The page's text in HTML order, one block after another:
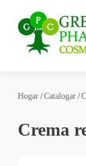
#3031 (sin título)
Contactos
Hogar Catalogar
Crema